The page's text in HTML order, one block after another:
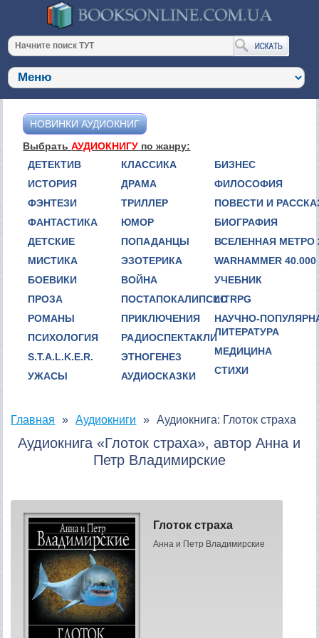
НОВИНКИ АУДИОКНИГ
ВыбратьАУДИОКНИГУ по жанру:
ДЕТЕКТИВ
ИСТОРИЯ
ФЭНТЕЗИ
ФАНТАСТИКА
ДЕТСКИЕ
МИСТИКА
БОЕВИКИ
ПРОЗА
РОМАНЫ
ПСИХОЛОГИЯ
S.T.A.L.K.E.R.
УЖАСЫ
КЛАССИКА
ДРАМА
ТРИЛЛЕР
ЮМОР
ПОПАДАНЦЫ
ЭЗОТЕРИКА
ВОЙНА
ПОСТАПОКАЛИПСИС
ПРИКЛЮЧЕНИЯ
РАДИОСПЕКТАКЛИ
ЭТНОГЕНЕЗ
АУДИОСКАЗКИ
БИЗНЕС
ФИЛОСОФИЯ
ПОВЕСТИ И
БИОГРАФИЯ
ВСЕЛЕННАЯ МЕТРО
WARHAMMER 40.000
УЧЕБНИК
LITRPG
НАУЧНО-
ЛИТЕРАТУРА
МЕДИЦИНА
СТИХИ
Главная Аудиокниги Аудиокнига: Глоток страха
Аудиокнига «Глоток страха», автор Анна и
Петр Владимирские
Глоток страха
Анна и Петр Владимирские